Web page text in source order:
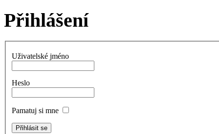
Přihlášení
Uživatelské jméno
Heslo
Pamatuj si mne